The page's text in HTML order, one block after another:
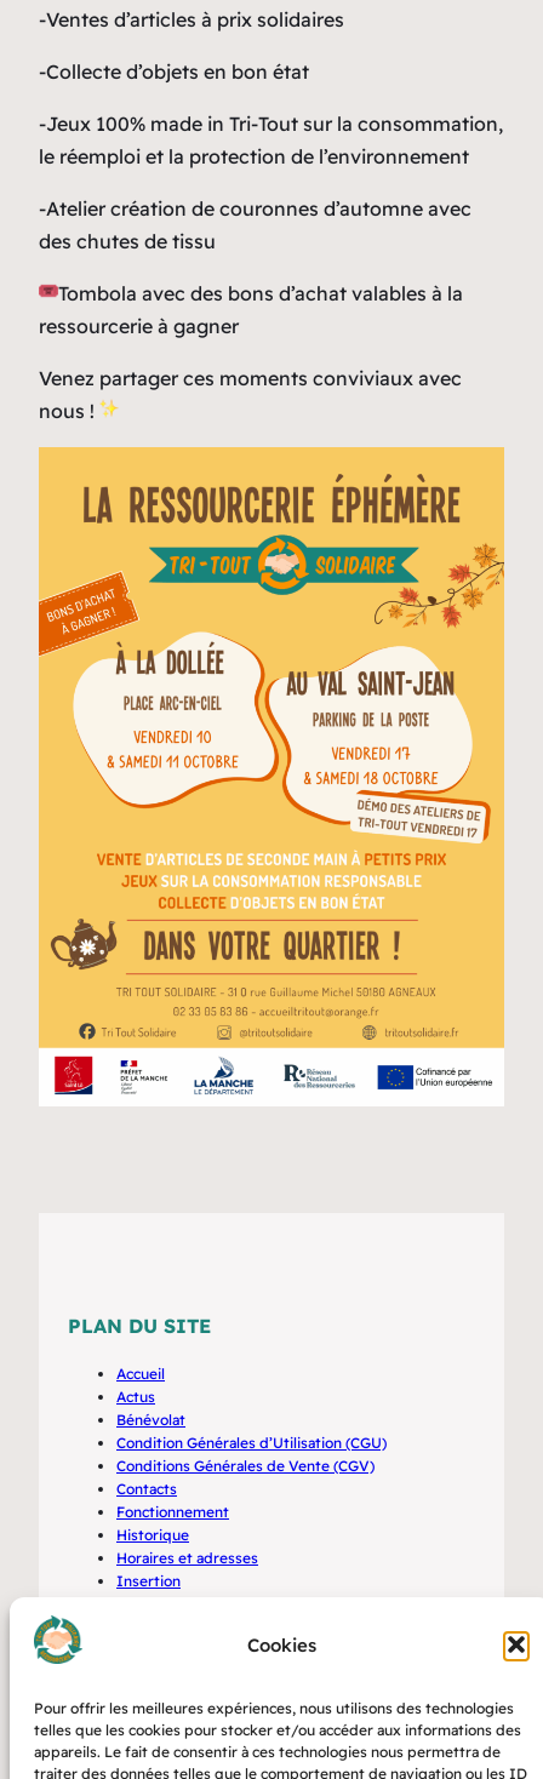
Cookies
Pour offrir les meilleures expériences, nous utilisons des technologies
telles que les cookies pour stocker et/ou accéder aux informations des
appareils. Le fait de consentir à ces technologies nous permettra de
traiter des données telles que le comportement de navigation ou les ID
-Ventes d’articles à prix solidaires
-Collecte d’objets en bon état
-Jeux 100% made in Tri-Tout sur la consommation,
le réemploi et la protection de l’environnement
-Atelier création de couronnes d’automne avec
des chutes de tissu
Tombola avec des bons d’achat valables à la
ressourcerie à gagner
Venez partager ces moments conviviaux avec
nous !
PLAN DU SITE
Accueil
Actus
Bénévolat
Condition Générales d’Utilisation (CGU)
Conditions Générales de Vente (CGV)
Contacts
Fonctionnement
Historique
Horaires et adresses
Insertion
Services
Valeurs